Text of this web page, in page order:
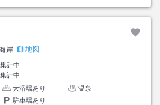
岸
地図
集計中
集計中
大浴場あり
温泉
駐車場あり